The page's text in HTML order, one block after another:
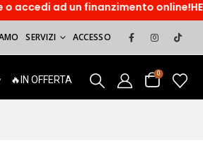
online!HEYLIGHT.
SERVIZI ACCESSO
🔥IN OFFERTA
0